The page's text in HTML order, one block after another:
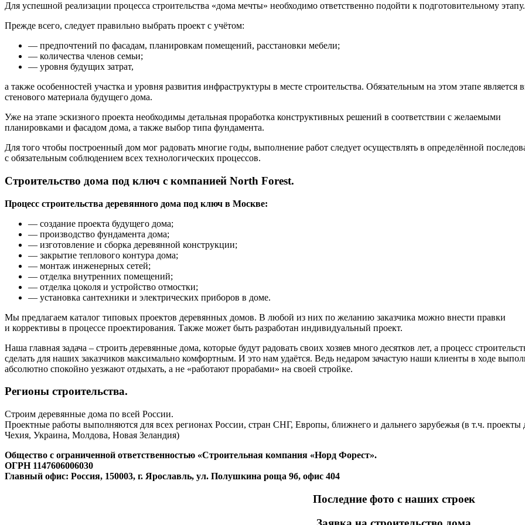
Для успешной реализации процесса строительства «дома мечты» необходимо ответственно подойти к подготовительному этапу.
Прежде всего, следует правильно выбрать проект с учётом:
— предпочтений по фасадам, планировкам помещений, расстановки мебели;
— количества членов семьи;
— уровня будущих затрат,
а также особенностей участка и уровня развития инфраструктуры в месте строительства. Обязательным на этом этапе является
стенового материала будущего дома.
Уже на этапе эскизного проекта необходимы детальная проработка конструктивных решений в соответствии с желаемыми
планировками и фасадом дома, а также выбор типа фундамента.
Для того чтобы построенный дом мог радовать многие годы, выполнение работ следует осуществлять в определённой
с обязательным соблюдением всех технологических процессов.
Строительство дома под ключ с компанией North Forest.
Процесс строительства деревянного дома под ключ в Москве:
— создание проекта будущего дома;
— производство фундамента дома;
— изготовление и сборка деревянной конструкции;
— закрытие теплового контура дома;
— монтаж инженерных сетей;
— отделка внутренних помещений;
— отделка цоколя и устройство отмостки;
— установка сантехники и электрических приборов в доме.
Мы предлагаем каталог типовых проектов деревянных домов. В любой из них по желанию заказчика можно внести правки
и коррективы в процессе проектирования. Также может быть разработан индивидуальный проект.
Наша главная задача – строить деревянные дома, которые будут радовать своих хозяев много десятков лет, а процесс
сделать для наших заказчиков максимально комфортным. И это нам удаётся. Ведь недаром зачастую наши клиенты в ходе
абсолютно спокойно уезжают отдыхать, а не «работают прорабами» на своей стройке.
Регионы строительства.
Строим деревянные дома по всей России.
Проектные работы выполняются для всех регионах России, стран СНГ, Европы, ближнего и дальнего зарубежья (в т.ч.
Чехия, Украина, Молдова, Новая Зеландия)
Общество с ограниченной ответственностью «Строительная компания «Норд Форест».
ОГРН 1147606006030
Главный офис: Россия, 150003, г. Ярославль, ул. Полушкина роща 9б, офис 404
Последние фото с наших строек